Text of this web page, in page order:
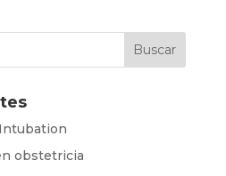
obstetricia